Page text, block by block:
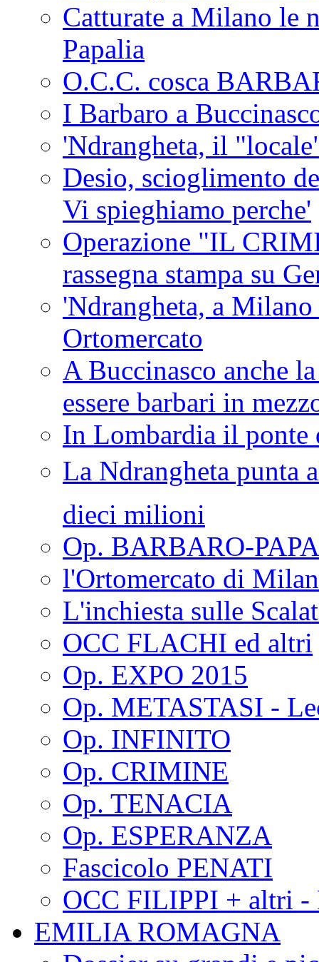
Catturate a Milano le
Papalia
O.C.C. cosca
I Barbaro a
'Ndrangheta, il
Desio, scioglimento
Vi spieghiamo perche'
Operazione "IL
rassegna stampa su
'Ndrangheta, a Milano
Ortomercato
A Buccinasco anche
essere barbari in
In Lombardia il ponte
La Ndrangheta
dieci milioni
Op. BARBARO-
l'Ortomercato di
L'inchiesta sulle
OCC FLACHI ed altri
Op. EXPO 2015
Op. METASTASI -
Op. INFINITO
Op. CRIMINE
Op. TENACIA
Op. ESPERANZA
Fascicolo PENATI
OCC FILIPPI + altri -
EMILIA ROMAGNA